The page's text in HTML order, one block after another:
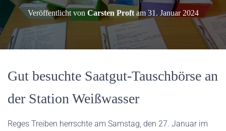
T
I
N
U
C
H
Veröffentlicht von Carsten Proftam 31. Januar 2024
Gut besuchte Saatgut-Tauschbörse an
der Station Weißwasser
Reges Treiben herrschte am Samstag, den 27. Januar im